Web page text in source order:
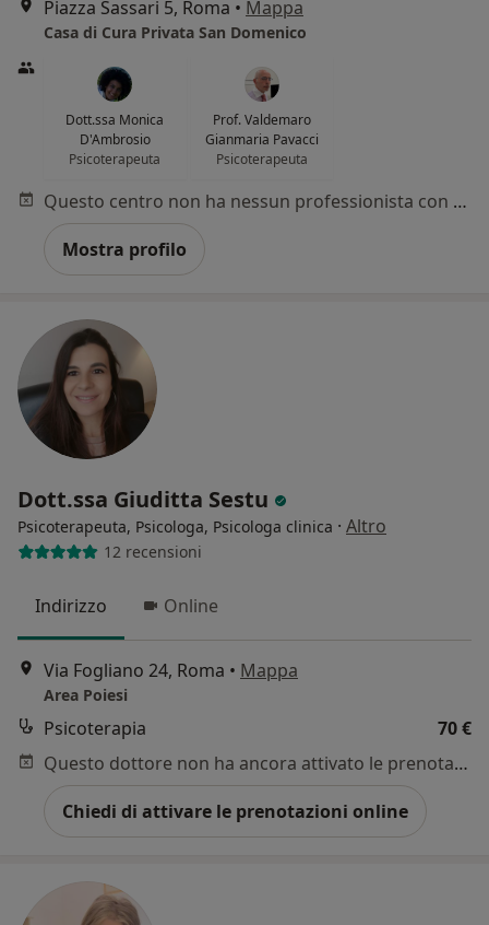
Piazza Sassari 5, Roma • Mappa
Casa di Cura Privata San Domenico
Dott.ssa Monica
D'Ambrosio
Psicoterapeuta
Prof. Valdemaro
Gianmaria Pavacci
Psicoterapeuta
Questo centro non ha nessun professionista con date disponibili
Mostra profilo
Dott.ssa Giuditta Sestu
Psicoterapeuta, Psicologa, Psicologa clinica · Altro
12 recensioni
Indirizzo Online
Via Fogliano 24, Roma • Mappa
Area Poiesi
Psicoterapia
70 €
Questo dottore non ha ancora attivato le prenotazioni online presso questo indirizzo.
Chiedi di attivare le prenotazioni online